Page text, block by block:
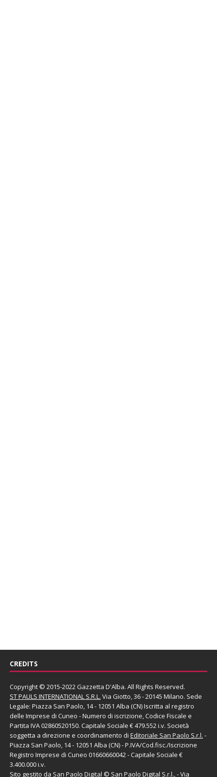
CREDITS
Copyright © 2015-2022 Gazzetta D'Alba. All Rights Reserved.
ST PAULS INTERNATIONAL S.R.L. Via Giotto, 36 - 20145 Milano. Sede
Legale: Piazza San Paolo, 14 - 12051 Alba (CN) Iscritta al registro
delle Imprese di Cuneo - Numero di iscrizione, Codice Fiscale e
Partita IVA 02860520150. Capitale Sociale € 479.552 i.v. Società
soggetta a direzione e coordinamento di Editoriale San Paolo S.r.l. -
Piazza San Paolo, 14 - 12051 Alba (CN) - P.IVA/Cod.fisc./Iscrizione
Registro Imprese di Cuneo 01660660042 - Capitale Sociale €
3.400.000 i.v.
Sito gestito da San Paolo Digital © San Paolo Digital S.r.l., - Via